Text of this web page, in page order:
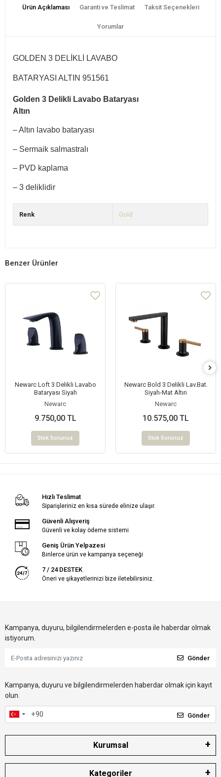
Ürün Açıklaması Garanti ve Teslimat Taksit Seçenekleri
Yorumlar
GOLDEN 3 DELİKLİ LAVABO
BATARYASI ALTIN 951561
Golden 3 Delikli Lavabo Bataryası
Altın
– Altın lavabo bataryası
– Sermaik salmastralı
– PVD kaplama
– 3 deliklidir
Renk Gold
Benzer Ürünler
Newarc Loft 3 Delikli Lavabo
Bataryası Siyah
Newarc
9.750,00 TL
Stok Sorunuz
Newarc Bold 3 Delikli Lav.Bat.
Siyah-Mat Altın
Newarc
10.575,00 TL
Stok Sorunuz
Hızlı Teslimat
Siparişleriniz en kısa sürede elinize ulaşır.
Güvenli Alışveriş
Güvenli ve kolay ödeme sistemi
Geniş Ürün Yelpazesi
Binlerce ürün ve kampanya seçeneği
7 / 24 DESTEK
Öneri ve şikayetlerinizi bize iletebilirsiniz.
Kampanya, duyuru, bilgilendirmelerden e-posta ile haberdar olmak
istiyorum.
Gönder
Kampanya, duyuru ve bilgilendirmelerden haberdar olmak için kayıt
olun.
Gönder
Kurumsal
Kategoriler